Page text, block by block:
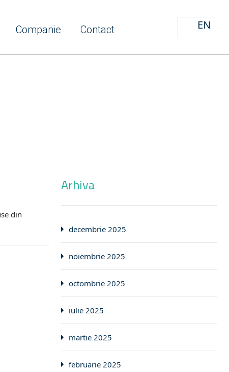
Companie Contact EN
din
Arhiva
decembrie 2025
noiembrie 2025
octombrie 2025
iulie 2025
martie 2025
februarie 2025